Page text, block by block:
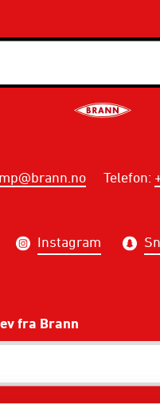
Telefon:
Instagram
fra Brann